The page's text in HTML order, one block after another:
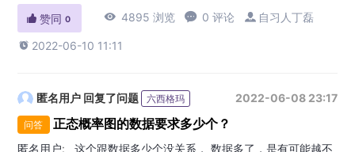
 赞同 0  4895 浏览  0 评论  自习人丁磊
 2022-06-10 11:11
匿名用户 回复了问题 2022-06-08 23:17
六西格玛
问答 正态概率图的数据要求多少个？
匿名用户: 这个跟数据多少个没关系， 数据多了，是有可能越不